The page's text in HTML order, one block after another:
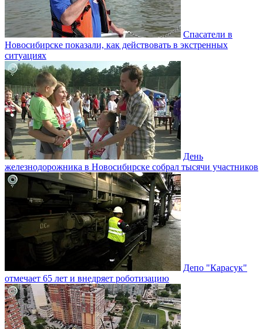
Спасатели в
Новосибирске показали, как действовать в экстренных
ситуациях
День
железнодорожника в Новосибирске собрал тысячи участников
Депо "Карасук"
отмечает 65 лет и внедряет роботизацию